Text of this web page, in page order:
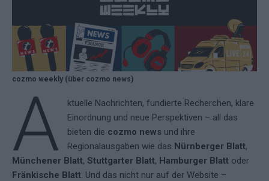
cozmo weekly (über cozmo news)
A
ktuelle Nachrichten, fundierte Recherchen, klare
Einordnung und neue Perspektiven – all das
bieten die cozmo newsund ihre
Regionalausgaben wie das Nürnberger Blatt,
Münchener Blatt, Stuttgarter Blatt, Hamburger Blatt oder
Fränkische Blatt. Und das nicht nur auf der Website –